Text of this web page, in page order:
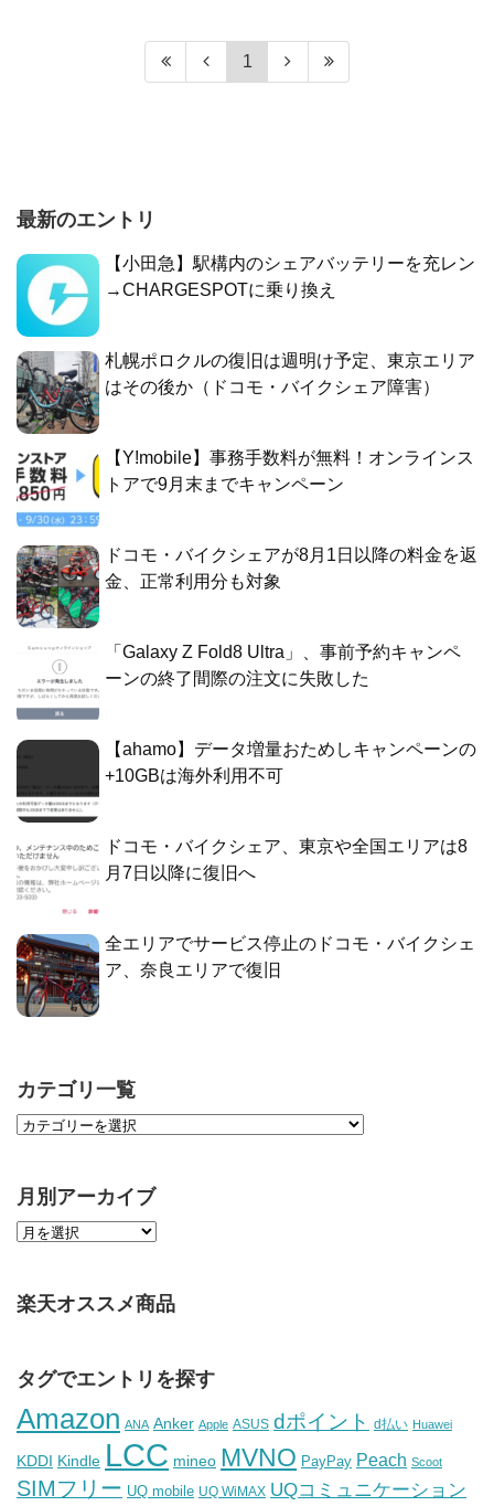
1
最新のエントリ
【小田急】駅構内のシェアバッテリーを充レン
→CHARGESPOTに乗り換え
札幌ポロクルの復旧は週明け予定、東京エリア
はその後か（ドコモ・バイクシェア障害）
【Y!mobile】事務手数料が無料！オンラインス
トアで9月末までキャンペーン
ドコモ・バイクシェアが8月1日以降の料金を返
金、正常利用分も対象
「Galaxy Z Fold8 Ultra」、事前予約キャンペ
ーンの終了間際の注文に失敗した
【ahamo】データ増量おためしキャンペーンの
+10GBは海外利用不可
ドコモ・バイクシェア、東京や全国エリアは8
月7日以降に復旧へ
全エリアでサービス停止のドコモ・バイクシェ
ア、奈良エリアで復旧
カテゴリ一覧
月別アーカイブ
楽天オススメ商品
タグでエントリを探す
Amazon ANA Anker Apple ASUS dポイント d払い Huawei
KDDI Kindle LCC mineo MVNO PayPay Peach Scoot
SIMフリー UQ mobile UQ WiMAX UQコミュニケーション